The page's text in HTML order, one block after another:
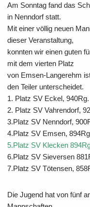
Am Sonntag fand das
in Nenndorf statt.
Mit einer völlig neuen
dieser Veranstaltung,
konnten wir einen guten
mit dem vierten Platz
von Emsen-Langerehm
den Teiler unterscheidet.
1. Platz SV Eckel, 940Rg.
2. Platz SV Vahrendorf,
3.Platz SV Nenndorf,
4.Platz SV Emsen,
5.Platz SV Klecken
6.Platz SV Sieversen
7.Platz SV Tötensen,
Die Jugend hat von fünf